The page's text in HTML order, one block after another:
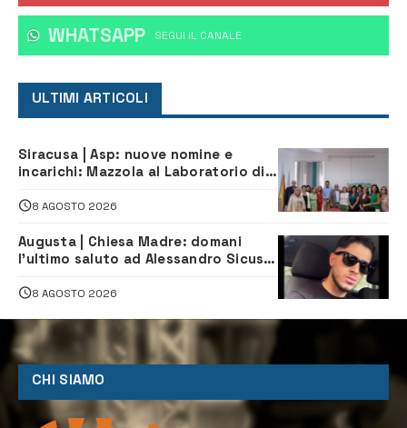
WHATSAPP ‎SEGUI IL CANALE
ULTIMI ARTICOLI
Siracusa | Asp: nuove nomine e
incarichi: Mazzola al Laboratorio di
Servizio Legale
8 AGOSTO 2026
Augusta | Chiesa Madre: domani
l’ultimo saluto ad Alessandro Sicuso,
8 AGOSTO 2026
CHI SIAMO